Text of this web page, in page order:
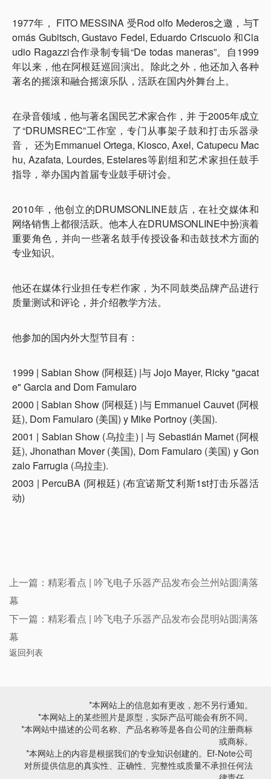
1977年， FITO MESSINA 受Rod olfo Mederos之邀，与T
omás Gubitsch, Gustavo Fedel, Eduardo Criscuolo 和Cla
udio Ragazzi合作录制专辑“De todas maneras”。自1999
年以来，他在阿根廷巡回演出。除此之外，他还加入各种
著名的摇滚和融合摇滚乐队，活跃在国内外舞台上。
在录音领域，他与著名国民艺术家合作，并 于2005年成立
了“DRUMSREC”工作室，专门从事架子鼓和打击乐器录
音， 还为Emmanuel Ortega, Kiosco, Axel, Catupecu Mac
hu, Azafata, Lourdes, Estelares等剧组和艺术家担任鼓手
指导，举办国内首届专业鼓手研讨会。
2010年，他创立的DRUMSONLINE鼓店，在社交媒体和
网络销售上都很活跃。他本人在DRUMSONLINE中扮演着
重要角色，并向一些著名鼓手传授设备和击鼓技术方面的
专业知识。
他还在媒体行业担任专栏作家，为不同鼓类品牌产品进行
质量测试和评论，并介绍教学方法。
他参加的国内外大型节目有：
1999 | Sabian Show (阿根廷) |与 Jojo Mayer, Ricky "gacat
e" Garcia and Dom Famularo
2000 | Sabian Show (阿根廷) |与 Emmanuel Cauvet (阿根
廷), Dom Famularo (美国) y Mike Portnoy (美国).
2001 | Sabian Show (乌拉圭) | 与 Sebastián Mamet (阿根
廷), Jhonathan Mover (美国), Dom Famularo (美国) y Gon
zalo Farrugia (乌拉圭).
2003 | PercuBA (阿根廷) (布宜诺斯艾利斯1st打击乐器活
动)
上一篇： 精彩看点 | 吟飞电子乐器产品发布会兰州站圆满落
幕
下一篇： 精彩看点 | 吟飞电子乐器产品发布会昆明站圆满落
幕
返回列表
*本网站上的信息如有更改，恕不另行通知。
*本网站上的某些照片是原型，实际产品可能会有所不同。
*本网站中描述的公司名称、产品名称等是各自公司的注册商标
或商标。
*本网站上的内容是根据我们的专业知识创建的。Ef-Note公司
对所提供信息的真实性、正确性、完整性或质量不承担任何法